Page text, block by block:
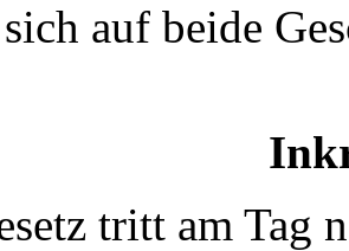
auf beide
tritt am Tag